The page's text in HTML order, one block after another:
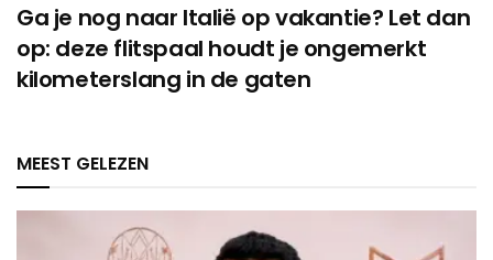
Ga je nog naar Italië op vakantie? Let dan
op: deze flitspaal houdt je ongemerkt
kilometerslang in de gaten
MEEST GELEZEN